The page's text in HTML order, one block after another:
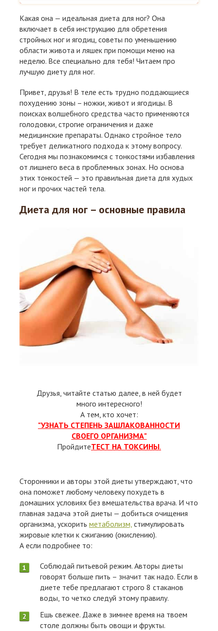
Какая она — идеальная диета для ног? Она
включает в себя инструкцию для обретения
стройных ног и ягодиц, советы по уменьшению
области живота и ляшек при помощи меню на
неделю. Все специально для тебя! Читаем про
лучшую диету для ног.
Привет, друзья! В теле есть трудно поддающиеся
похудению зоны – ножки, живот и ягодицы. В
поисках волшебного средства часто применяются
голодовки, строгие ограничения и даже
медицинские препараты. Однако стройное тело
требует деликатного подхода к этому вопросу.
Сегодня мы познакомимся с тонкостями избавления
от лишнего веса в проблемных зонах. Но основа
этих тонкостей — это правильная диета для худых
ног и прочих частей тела.
Диета для ног – основные правила
Друзья, читайте статью далее, в ней будет
много интересного!
А тем, кто хочет:
"УЗНАТЬ СТЕПЕНЬ ЗАШЛАКОВАННОСТИ
СВОЕГО ОРГАНИЗМА"
ПройдитеТЕСТ НА ТОКСИНЫ.
Сторонники и авторы этой диеты утверждают, что
она поможет любому человеку похудеть в
домашних условиях без вмешательства врача. И что
главная задача этой диеты — добиться очищения
организма, ускорить метаболизм, стимулировать
жировые клетки к сжиганию (окислению).
А если подробнее то:
Соблюдай питьевой режим. Авторы диеты
говорят больше пить – значит так надо. Если в
диете тебе предлагают строго 8 стаканов
воды, то четко следуй этому правилу.
Ешь свежее. Даже в зимнее время на твоем
столе должны быть овощи и фрукты.